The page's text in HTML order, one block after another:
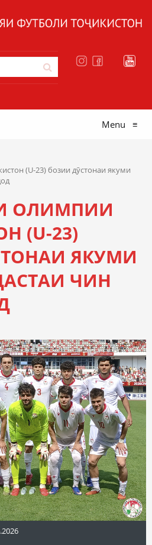
Menu ≡
(U-23) бозии дӯстонаи якуми
ОЛИМПИИ
(U-23)
ЯКУМИ
ЧИН